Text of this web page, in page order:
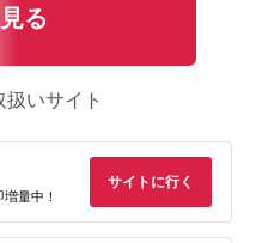
る
扱いサイト
量中！
サイトに行く